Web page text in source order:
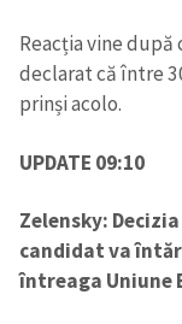
Reacția vine după
declarat că între
prinși acolo.
UPDATE 09:10
Zelensky:
candidat va
întreaga Uniune